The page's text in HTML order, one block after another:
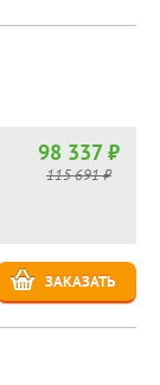
98 337 ₽
115 691 ₽
ЗАКАЗАТЬ